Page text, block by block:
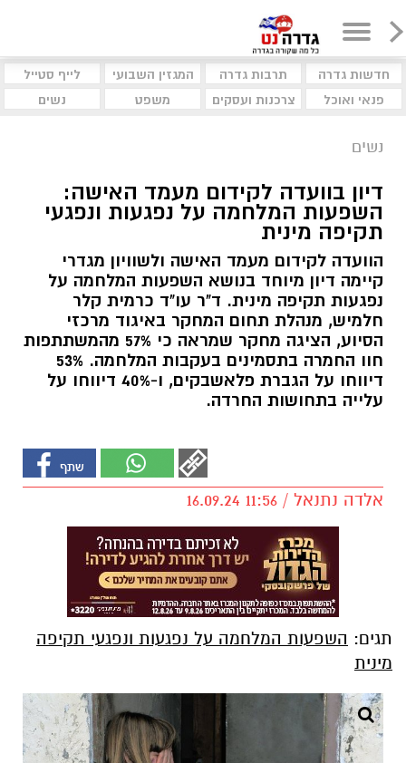
חדשות גדרה תרבות גדרה המגזין השבועי
לייף סטייל
פנאי ואוכל
צרכנות ועסקים משפט נשים
נשים
דיון בוועדה לקידום מעמד האישה:
השפעות המלחמה על נפגעות ונפגעי
תקיפה מינית
הוועדה לקידום מעמד האישה ולשוויון מגדרי
קיימה דיון מיוחד בנושא השפעות המלחמה על
נפגעות תקיפה מינית. ד"ר עו"ד כרמית קלר
חלמיש, מנהלת תחום המחקר באיגוד מרכזי
הסיוע, הציגה מחקר שמראה כי 57% מהמשתתפות
חוו החמרה בתסמינים בעקבות המלחמה. 53%
דיווחו על הגברת פלאשבקים, ו-40% דיווחו על
עלייה בתחושות החרדה.
אלדה נתנאל / 11:56 16.09.24
תגים: השפעות המלחמה על נפגעות ונפגעי תקיפה
מינית